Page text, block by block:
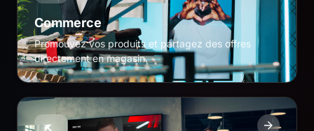
Commerce
Promouvez vos produits et partagez des offres
directement en magasin.